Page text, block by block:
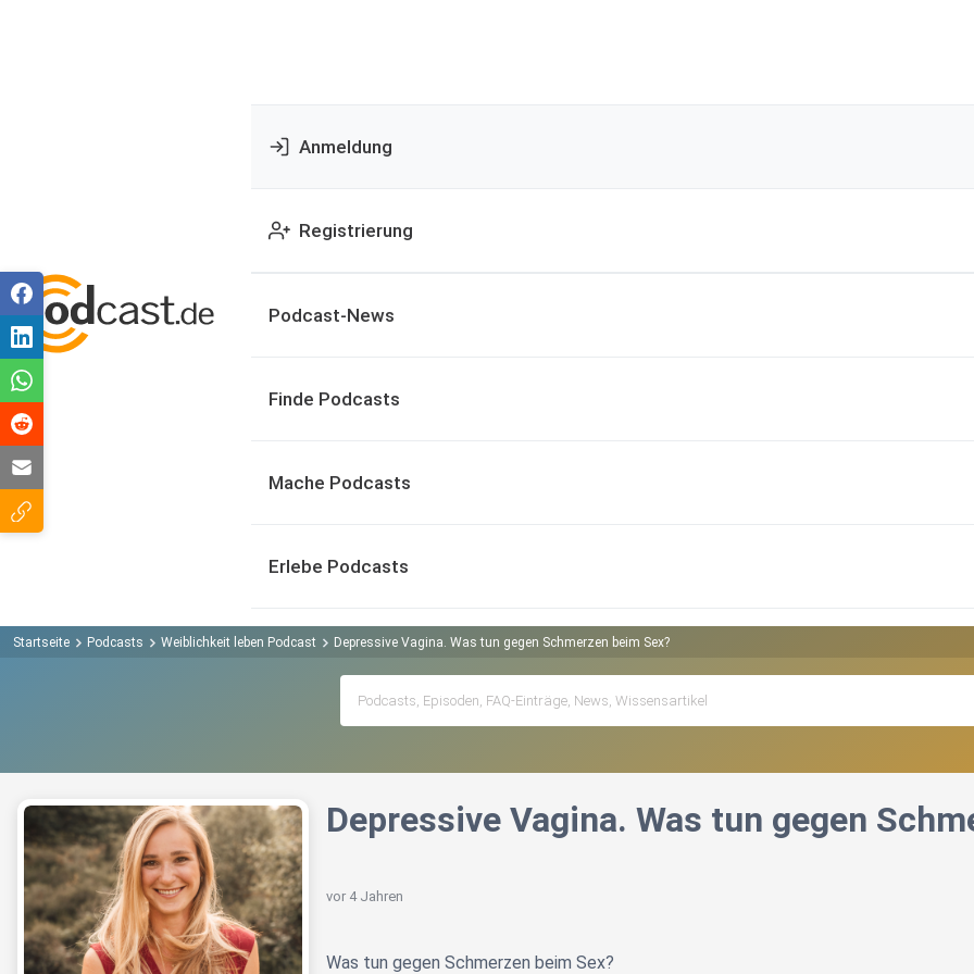
Anmeldung
Registrierung
Podcast-News
Finde Podcasts
Mache Podcasts
Erlebe Podcasts
Startseite Podcasts Weiblichkeit leben Podcast Depressive Vagina. Was tun gegen Schmerzen beim Sex?
Depressive Vagina. Was tun gegen
vor 4 Jahren
Was tun gegen Schmerzen beim Sex?